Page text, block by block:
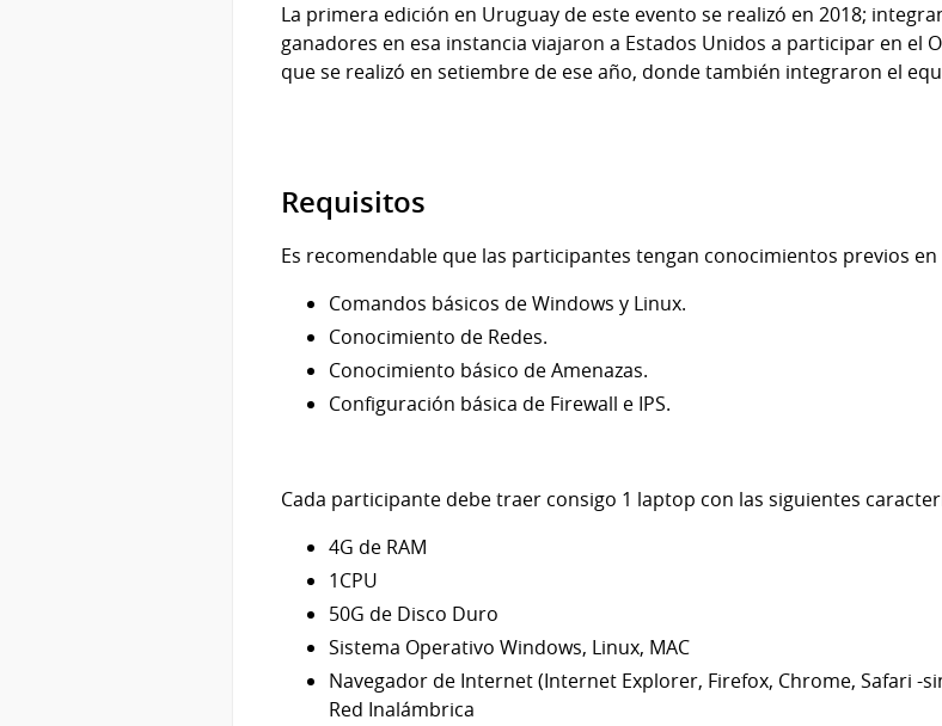
La primera edición en Uruguay de este evento se realizó en 2018;
ganadores en esa instancia viajaron a Estados Unidos a participar en el
que se realizó en setiembre de ese año, donde también integraron el
Requisitos
Es recomendable que las participantes tengan conocimientos previos
Comandos básicos de Windows y Linux.
Conocimiento de Redes.
Conocimiento básico de Amenazas.
Configuración básica de Firewall e IPS.
Cada participante debe traer consigo 1 laptop con las siguientes
4G de RAM
1CPU
50G de Disco Duro
Sistema Operativo Windows, Linux, MAC
Navegador de Internet (Internet Explorer, Firefox, Chrome, Safari -
Red Inalámbrica